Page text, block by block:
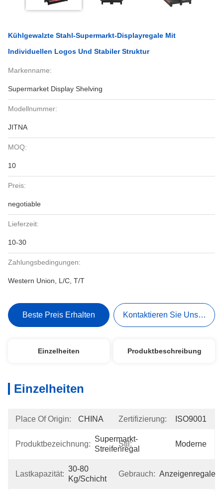
Kühlgewalzte Stahl-Supermarkt-Displayregale Mit
Individuellen Logos Und Stabiler Struktur
Markenname:
Supermarket Display Shelving
Modellnummer:
JITNA
MOQ:
10
Preis:
negotiable
Lieferzeit:
10-30
Zahlungsbedingungen:
Western Union, L/C, T/T
Beste Preis Erhalten Kontaktieren Sie Uns Jetzt
Einzelheiten Produktbeschreibung
Einzelheiten
Place Of Origin: CHINA Zertifizierung: ISO9001
Produktbezeichnung:
Supermarkt-
Streifenregal
Stil: Moderne
Lastkapazität:
30-80
Kg/Schicht
Gebrauch: Anzeigenregale